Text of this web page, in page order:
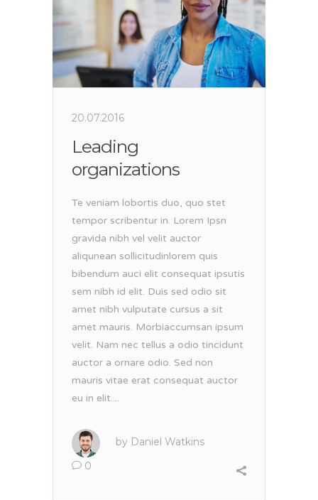
20.07.2016
Leading
organizations
Te veniam lobortis duo, quo stet
tempor scribentur in. Lorem Ipsn
gravida nibh vel velit auctor
aliqunean sollicitudinlorem quis
bibendum auci elit consequat ipsutis
sem nibh id elit. Duis sed odio sit
amet nibh vulputate cursus a sit
amet mauris. Morbiaccumsan ipsum
velit. Nam nec tellus a odio tincidunt
auctor a ornare odio. Sed non
mauris vitae erat consequat auctor
eu in elit....
by Daniel Watkins
0